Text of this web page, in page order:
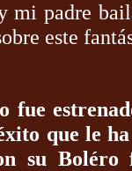
mi padre
este
fue
que le
su